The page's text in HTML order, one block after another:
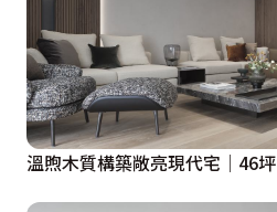
溫煦木質構築敞亮現代宅│46坪